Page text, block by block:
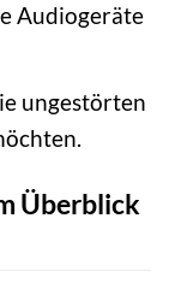
Audiogeräte
ungestörten
Überblick